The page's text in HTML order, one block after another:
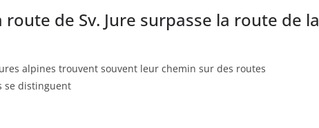
de Sv. Jure surpasse la route de la
alpines trouvent souvent leur chemin sur des routes
se distinguent